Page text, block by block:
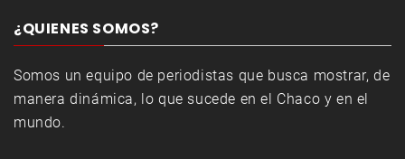
¿QUIENES SOMOS?
Somos un equipo de periodistas que busca mostrar, de
manera dinámica, lo que sucede en el Chaco y en el
mundo.